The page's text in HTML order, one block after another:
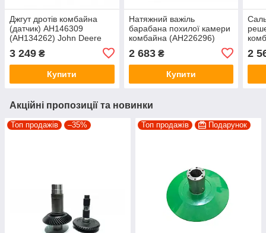
Джгут дротів комбайна
(датчик) AH146309
(AH134262) John Deere
3 249 ₴
Купити
Натяжний важіль
барабана похилої камери
комбайна (AH226296)
2 683₴
Купити
2
Акційні пропозиції та новинки
Топ продажів –35% Топ продажів Подарунок